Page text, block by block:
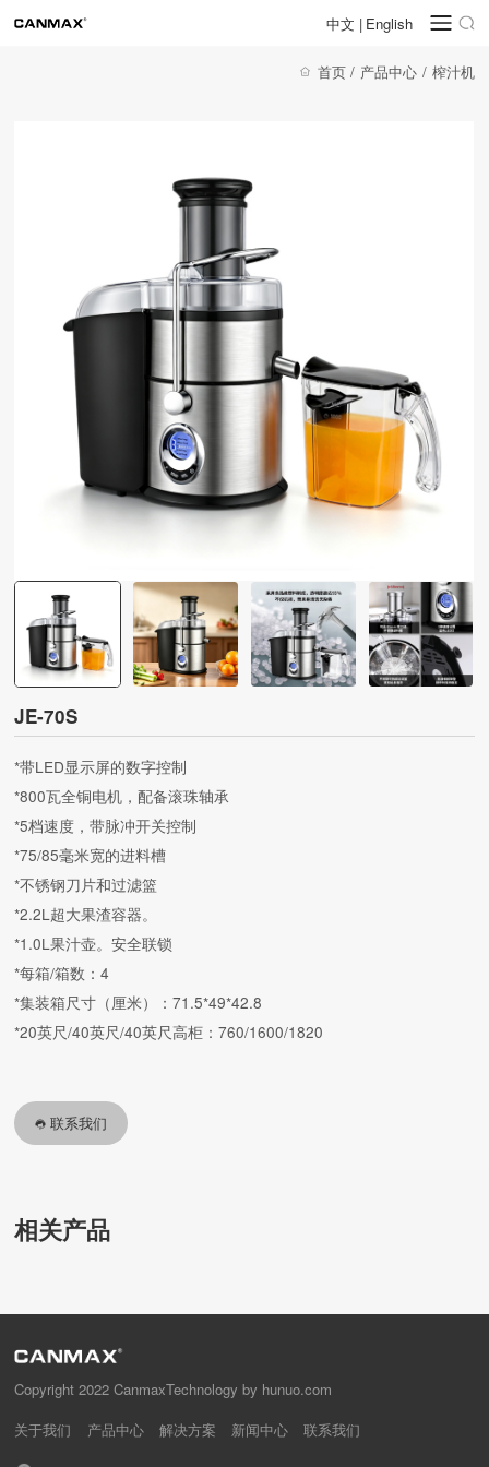
中文 | English
首页 / 产品中心 / 榨汁机
JE-70S
*带LED显示屏的数字控制
*800瓦全铜电机，配备滚珠轴承
*5档速度，带脉冲开关控制
*75/85毫米宽的进料槽
*不锈钢刀片和过滤篮
*2.2L超大果渣容器。
*1.0L果汁壶。安全联锁
*每箱/箱数：4
*集装箱尺寸（厘米）：71.5*49*42.8
*20英尺/40英尺/40英尺高柜：760/1600/1820
联系我们
相关产品
Copyright 2022 CanmaxTechnology by hunuo.com
关于我们
产品中心 解决方案 新闻中心 联系我们